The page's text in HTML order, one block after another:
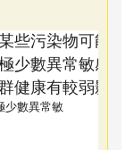
少數異常敏